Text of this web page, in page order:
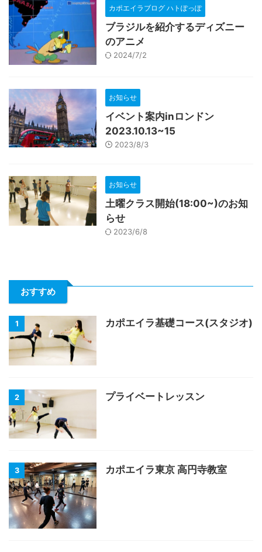
カポエイラブログ ハトぽっぽ
ブラジルを紹介するディズニー
のアニメ
2024/7/2
お知らせ
イベント案内inロンドン
2023.10.13~15
2023/8/3
お知らせ
土曜クラス開始(18:00~)のお知
らせ
2023/6/8
おすすめ
1 カポエイラ基礎コース(スタジオ)
2 プライベートレッスン
3 カポエイラ東京 高円寺教室